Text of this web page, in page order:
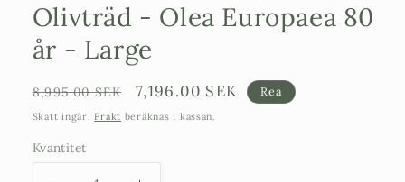
Olivträd - Olea Europaea 80
år - Large
Ordinarie
pris
8,995.00 SEK Försäljningspris
7,196.00 SEK Rea
Skatt ingår.Frakt beräknas i kassan.
Kvantitet